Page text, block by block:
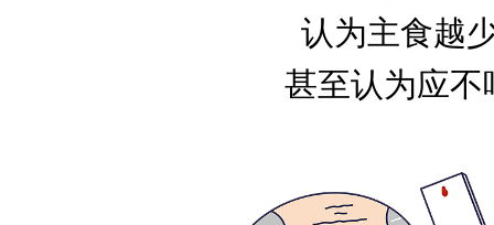
认为主食越
甚至认为应不